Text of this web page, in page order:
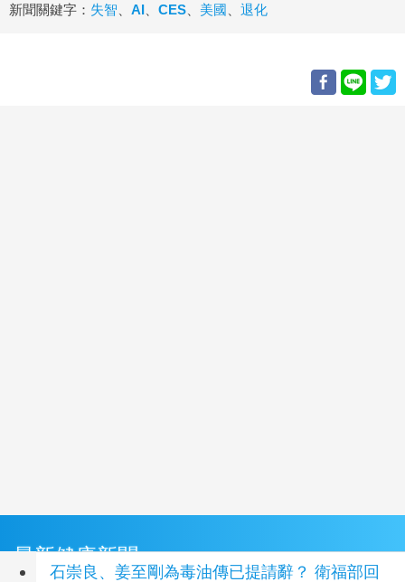
新聞關鍵字： 失智 AI CES 美國 退化
最新健康新聞
石崇良、姜至剛為毒油傳已提請辭？ 衛福部回